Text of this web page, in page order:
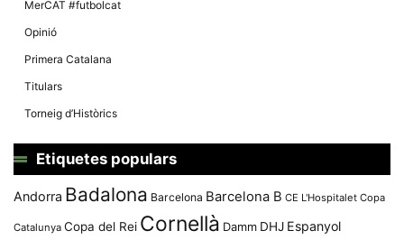
MerCAT #futbolcat
Opinió
Primera Catalana
Titulars
Torneig d’Històrics
Etiquetes populars
Andorra Badalona Barcelona Barcelona B CE L'Hospitalet Copa
Catalunya Copa del Rei Cornellà Damm DHJ Espanyol